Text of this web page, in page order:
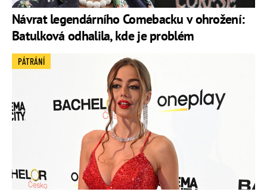
Návrat legendárního Comebacku v ohrožení:
Batulková odhalila, kde je problém
PÁTRÁNÍ